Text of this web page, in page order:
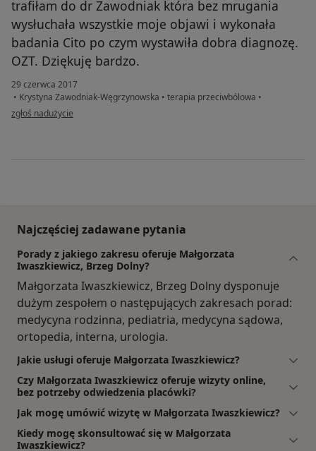
trafiłam do dr Zawodniak która bez mrugania
wysłuchała wszystkie moje objawi i wykonała
badania Cito po czym wystawiła dobra diagnozę.
OZT. Dziękuję bardzo.
29 czerwca 2017
• Krystyna Zawodniak-Węgrzynowska • terapia przeciwbólowa •
w opinii użytkownika Karolina
zgłoś nadużycie
Najczęściej zadawane pytania
Porady z jakiego zakresu oferuje Małgorzata
Iwaszkiewicz, Brzeg Dolny?
Małgorzata Iwaszkiewicz, Brzeg Dolny dysponuje
dużym zespołem o następujących zakresach porad:
medycyna rodzinna, pediatria, medycyna sądowa,
ortopedia, interna, urologia.
Jakie usługi oferuje Małgorzata Iwaszkiewicz?
Czy Małgorzata Iwaszkiewicz oferuje wizyty online,
bez potrzeby odwiedzenia placówki?
Jak mogę umówić wizytę w Małgorzata Iwaszkiewicz?
Kiedy mogę skonsultować się w Małgorzata
Iwaszkiewicz?